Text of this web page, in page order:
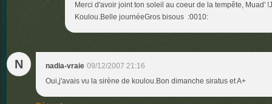
Merci d'avoir joint ton soleil au coeur de la tempête, Muad'
Koulou.Belle journéeGros bisous :0010:
N nadia-vraie 09/12/2007 21:16
Oui,j'avais vu la sirène de koulou.Bon dimanche siratus et A+